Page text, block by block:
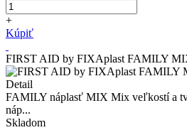
+
Kúpiť
FIRST AID by FIXAplast FAMILY
Detail
FAMILY náplasť MIX Mix veľkostí a
náp...
Skladom